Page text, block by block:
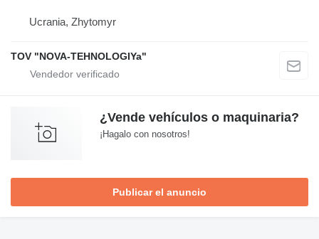
Ucrania, Zhytomyr
TOV "NOVA-TEHNOLOGIYa"
¿Vende vehículos o maquinaria?
¡Hagalo con nosotros!
Publicar el anuncio